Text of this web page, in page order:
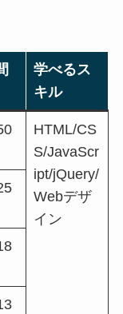
学べるス
キル
HTML/CS
S/JavaScr
ipt/jQuery/
Webデザ
イン